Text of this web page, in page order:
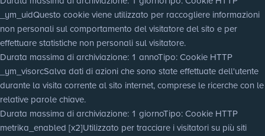
_ym_uidQuesto cookie viene utilizzato per raccogliere informazioni
non personali sul comportamento del visitatore del sito e per
effettuare statistiche non personali sul visitatore.
Durata massima di archiviazione: 1 annoTipo: Cookie HTTP
_ym_visorcSalva dati di azioni che sono state effettuate dell'utente
durante la visita corrente al sito internet, comprese le ricerche con le
relative parole chiave.
Durata massima di archiviazione: 1 giornoTipo: Cookie HTTP
metrika_enabled [x2]Utilizzato per tracciare i visitatori su più siti